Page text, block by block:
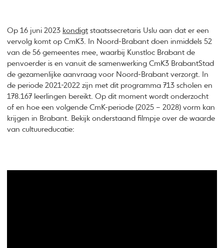
Op 16 juni 2023 kondigt staatssecretaris Uslu aan dat er een
vervolg komt op CmK3. In Noord-Brabant doen inmiddels 52
van de 56 gemeentes mee, waarbij Kunstloc Brabant de
penvoerder is en vanuit de samenwerking CmK3 BrabantStad
de gezamenlijke aanvraag voor Noord-Brabant verzorgt. In
de periode 2021-2022 zijn met dit programma 713 scholen en
178.167 leerlingen bereikt. Op dit moment wordt onderzocht
of en hoe een volgende CmK-periode (2025 – 2028) vorm kan
krijgen in Brabant. Bekijk onderstaand filmpje over de waarde
van cultuureducatie: